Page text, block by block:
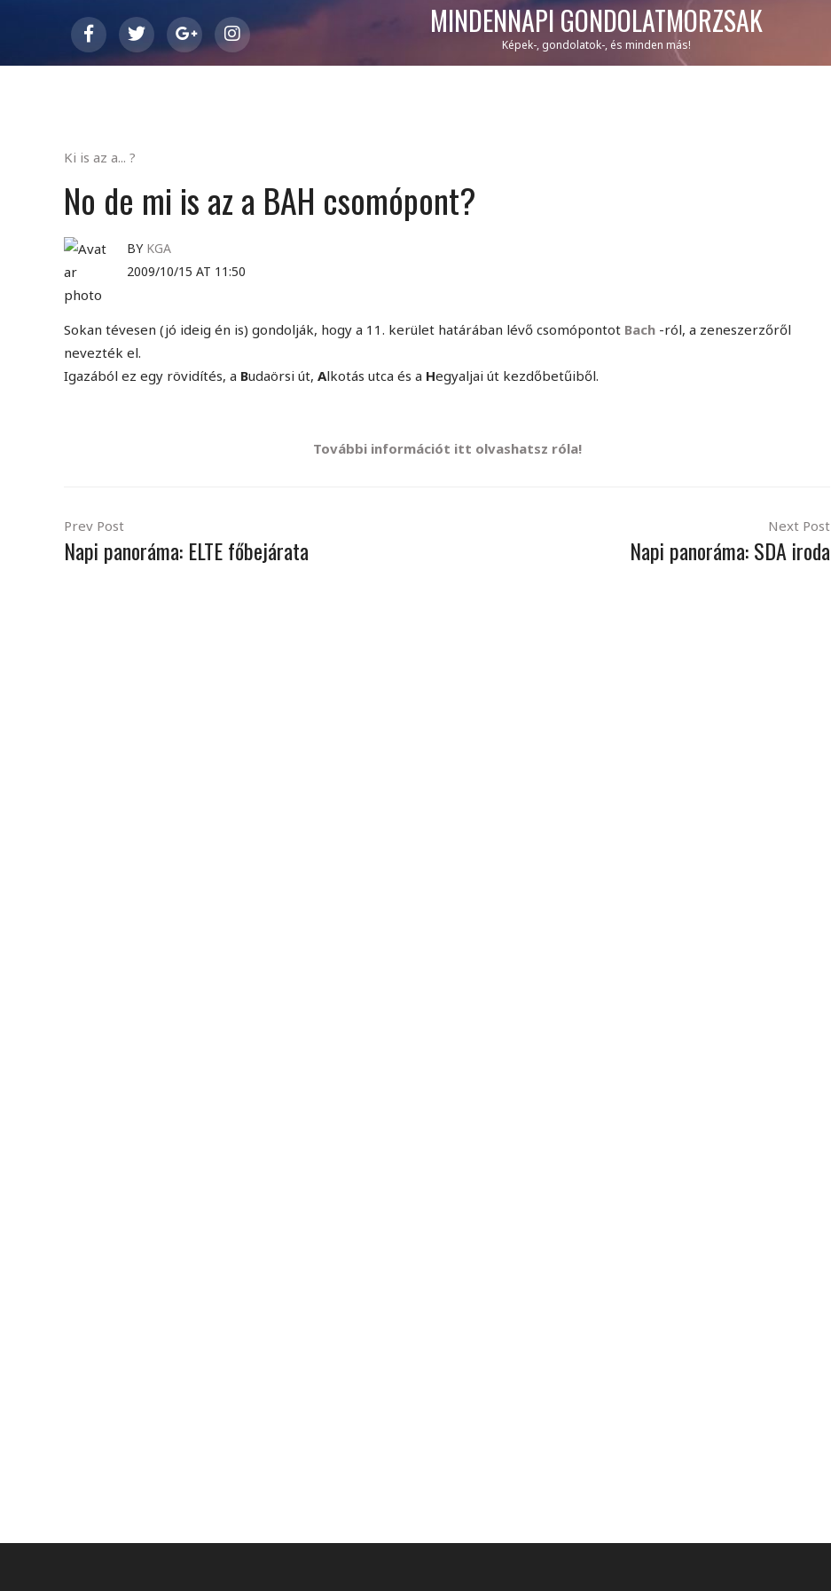
MINDENNAPI GONDOLATMORZSÁK
Képek-, gondolatok-, és minden más!
Ki is az a... ?
No de mi is az a BAH csomópont?
BY KGA
2009/10/15 AT 11:50
Sokan tévesen (jó ideig én is) gondolják, hogy a 11. kerület határában lévő csomópontot Bach -ról, a zeneszerzőről
nevezték el.
Igazából ez egy rövidítés, a Budaörsi út, Alkotás utca és a Hegyaljai út kezdőbetűiből.
További információt itt olvashatsz róla!
Prev Post
Napi panoráma: ELTE főbejárata
Next Post
Napi panoráma: SDA iroda